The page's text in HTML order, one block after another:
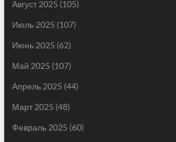
Август 2025 (105)
Июль 2025 (107)
Июнь 2025 (62)
Май 2025 (107)
Апрель 2025 (44)
Март 2025 (48)
Февраль 2025 (60)